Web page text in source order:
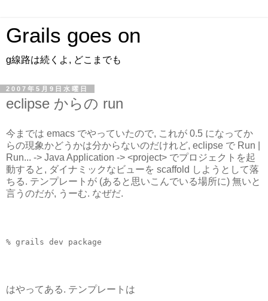
Grails goes on
g線路は続くよ, どこまでも
2007年5月9日水曜日
eclipse からの run
今までは emacs でやっていたので, これが 0.5 になってか
らの現象かどうかは分からないのだけれど, eclipse で Run |
Run... -> Java Application -> <project> でプロジェクトを起
動すると, ダイナミックなビューを scaffold しようとして落
ちる. テンプレートが (あると思いこんでいる場所に) 無いと
言うのだが, うーむ. なぜだ.
% grails dev package
はやってある. テンプレートは